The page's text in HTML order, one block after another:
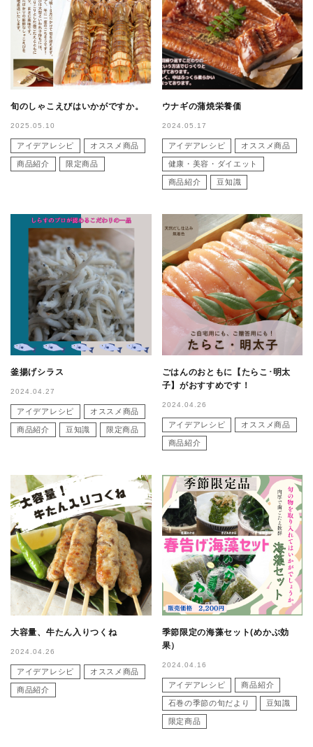
旬のしゃこえびはいかがですか。
2025.05.10
アイデアレシピ オススメ商品
商品紹介 限定商品
ウナギの蒲焼栄養価
2024.05.17
アイデアレシピ オススメ商品
健康・美容・ダイエット
商品紹介 豆知識
釜揚げシラス
2024.04.27
アイデアレシピ オススメ商品
商品紹介 豆知識 限定商品
ごはんのおともに【たらこ･明太
子】がおすすめです！
2024.04.26
アイデアレシピ オススメ商品
商品紹介
大容量、牛たん入りつくね
2024.04.26
アイデアレシピ オススメ商品
商品紹介
季節限定の海藻セット(めかぶ効
果）
2024.04.16
アイデアレシピ 商品紹介
石巻の季節の旬だより 豆知識
限定商品